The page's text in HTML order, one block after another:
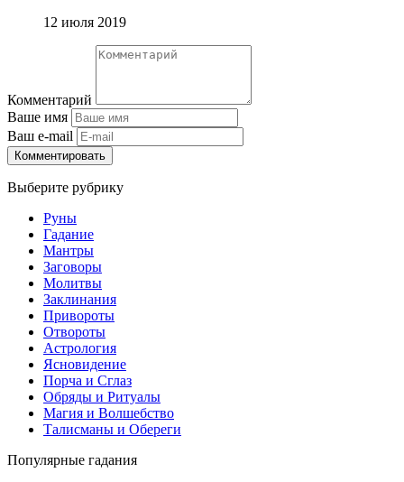
12 июля 2019
Комментарий
Ваше имя
Ваш e-mail
Комментировать
Выберите рубрику
Руны
Гадание
Мантры
Заговоры
Молитвы
Заклинания
Привороты
Отвороты
Астрология
Ясновидение
Порча и Сглаз
Обряды и Ритуалы
Магия и Волшебство
Талисманы и Обереги
Популярные гадания